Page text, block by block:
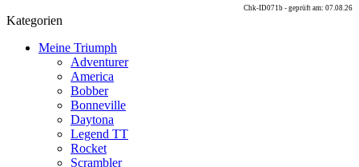
Chk-ID071b - geprüft am: 07.08.26
Kategorien
Meine Triumph
Adventurer
America
Bobber
Bonneville
Daytona
Legend TT
Rocket
Scrambler